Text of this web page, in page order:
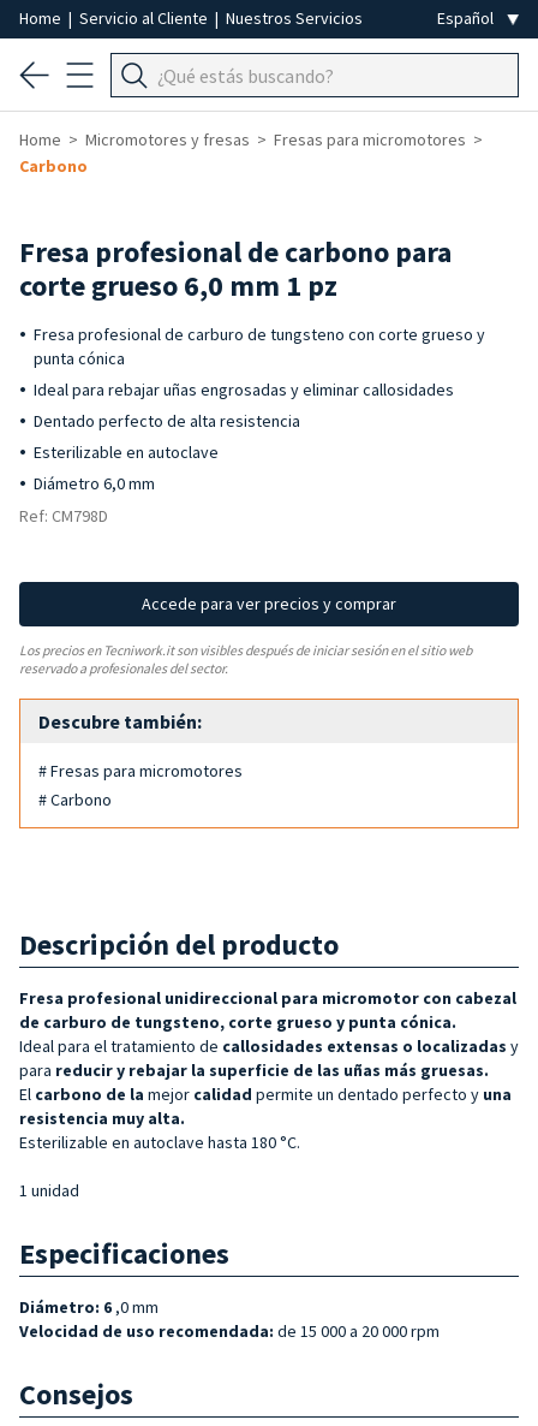
Home | Servicio al Cliente | Nuestros Servicios
Home Micromotores y fresas
Fresas para micromotores
Carbono
Fresa profesional de carbono para
corte grueso 6,0 mm 1 pz
Fresa profesional de carburo de tungsteno con corte grueso y
punta cónica
Ideal para rebajar uñas engrosadas y eliminar callosidades
Dentado perfecto de alta resistencia
Esterilizable en autoclave
Diámetro 6,0 mm
Ref: CM798D
Accede para ver precios y comprar
Los precios en Tecniwork.it son visibles después de iniciar sesión en el sitio web
reservado a profesionales del sector.
Descubre también:
# Fresas para micromotores
# Carbono
Descripción del producto
Fresa profesional unidireccional para micromotor con cabezal
de carburo de tungsteno, corte grueso y punta cónica.
Ideal para el tratamiento de callosidades extensas o localizadas y
para reducir y rebajar la superficie de las uñas más gruesas.
El carbono de la mejor calidad permite un dentado perfecto y una
resistencia muy alta.
Esterilizable en autoclave hasta 180 °C.
1 unidad
Especificaciones
Diámetro: 6 ,0 mm
Velocidad de uso recomendada: de 15 000 a 20 000 rpm
Consejos